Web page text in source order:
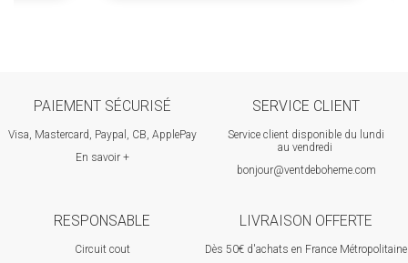
PAIEMENT SÉCURISÉ
Visa, Mastercard, Paypal, CB, ApplePay
En savoir +
SERVICE CLIENT
Service client disponible du lundi
au vendredi
bonjour@ventdeboheme.com
RESPONSABLE
Circuit cout
LIVRAISON OFFERTE
Dès 50€ d'achats en France Métropolitaine